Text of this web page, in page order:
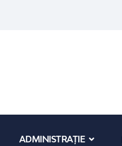
ADMINISTRAȚIE